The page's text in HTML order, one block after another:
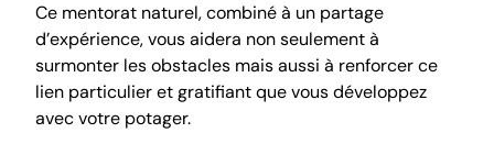
Ce mentorat naturel, combiné à un partage
d’expérience, vous aidera non seulement à
surmonter les obstacles mais aussi à renforcer ce
lien particulier et gratifiant que vous développez
avec votre potager.